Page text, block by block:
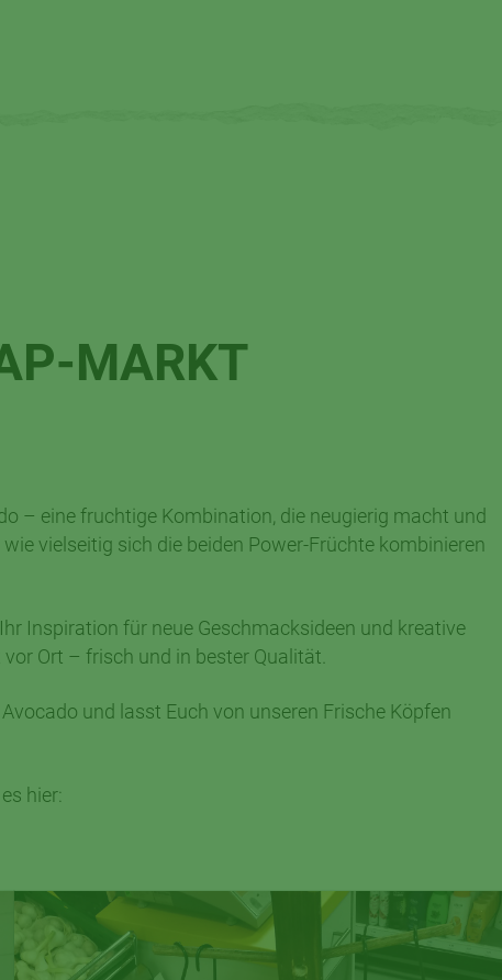
MARKT
– eine fruchtige Kombination, die neugierig macht und
vielseitig sich die beiden Power-Früchte kombinieren
Inspiration für neue Geschmacksideen und kreative
Ort – frisch und in bester Qualität.
und lasst Euch von unseren Frische Köpfen
hier: